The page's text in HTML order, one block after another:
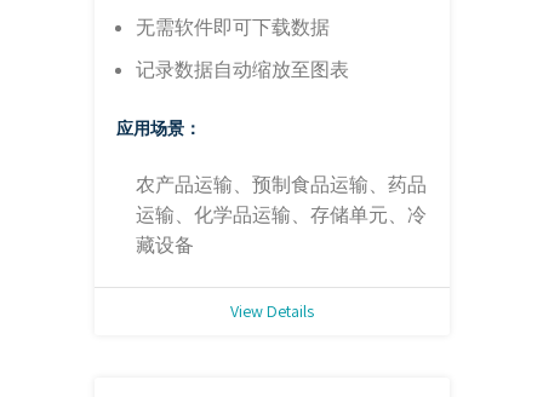
无需软件即可下载数据
记录数据自动缩放至图表
应用场景：
农产品运输、预制食品运输、药品
运输、化学品运输、存储单元、冷
藏设备
View Details